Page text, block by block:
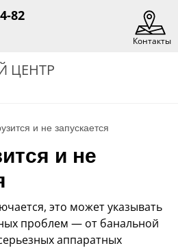
82
Контакты
ЦЕНТР
и не запускается
и не
это может указывать
проблем — от банальной
аппаратных